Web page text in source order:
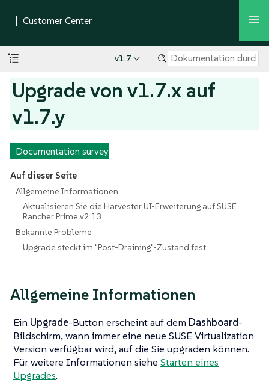
v1.7
Upgrade von v1.7.x auf
v1.7.y
Documentation survey
Auf dieser Seite
Allgemeine Informationen
Aktualisieren Sie die Harvester UI-Erweiterung auf SUSE
Rancher Prime v2.13
Bekannte Probleme
Upgrade steckt im "Post-Draining"-Zustand fest
Allgemeine Informationen
Ein Upgrade-Button erscheint auf dem Dashboard-
Bildschirm, wann immer eine neue SUSE Virtualization
Version verfügbar wird, auf die Sie upgraden können.
Für weitere Informationen siehe Starten eines
Upgrades.